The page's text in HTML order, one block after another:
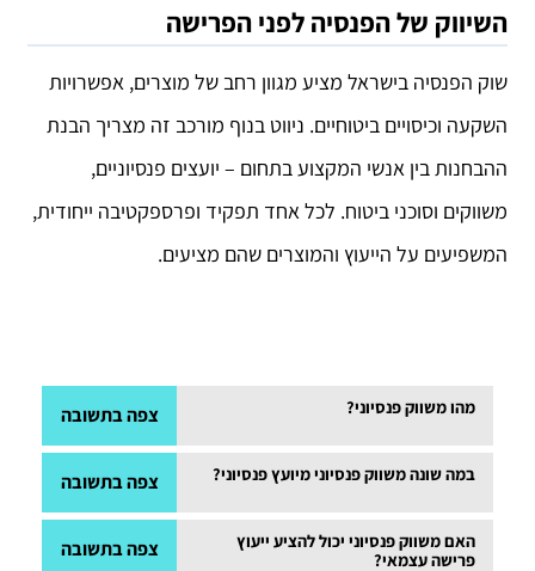
השיווק של הפנסיה לפני הפרישה
שוק הפנסיה בישראל מציע מגוון רחב של מוצרים, אפשרויות
השקעה וכיסויים ביטוחיים. ניווט בנוף מורכב זה מצריך הבנת
ההבחנות בין אנשי המקצוע בתחום – יועצים פנסיוניים,
משווקים וסוכני ביטוח. לכל אחד תפקיד ופרספקטיבה ייחודית,
המשפיעים על הייעוץ והמוצרים שהם מציעים.
מהו משווק פנסיוני? צפה בתשובה
משווק פנסיוני הוא איש מקצוע המייצג חברת פנסיה
ספציפית, המקדם ומוכר את מוצריה הפנסיוניים.
במה שונה משווק פנסיוני מיועץ פנסיוני? צפה בתשובה
משווק פנסיוני מתמקד במוצרים של חברה אחת, בעוד
האם משווק פנסיוני יכול להציע ייעוץ
פרישה עצמאי?
צפה בתשובה